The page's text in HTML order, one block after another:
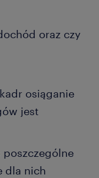
oraz czy
osiąganie
jest
poszczególne
dla nich